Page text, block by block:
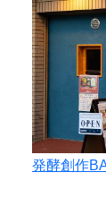
発酵創作